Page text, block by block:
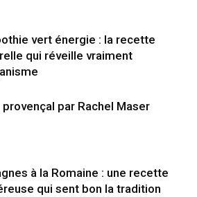
vert énergie : la recette
qui réveille vraiment
provençal par Rachel Maser
à la Romaine : une recette
qui sent bon la tradition